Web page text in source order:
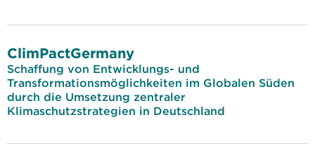
ClimPactGermany
Schaffung von Entwicklungs- und
Transformationsmöglichkeiten im Globalen Süden
durch die Umsetzung zentraler
Klimaschutzstrategien in Deutschland